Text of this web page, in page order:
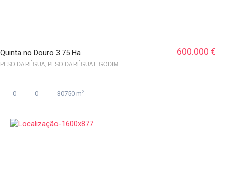
Quinta no Douro 3.75 Ha
PESO DA RÉGUA, PESO DA RÉGUA E GODIM
600.000 €
0 0 30750 m2